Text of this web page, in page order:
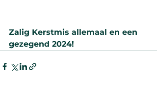
Zalig Kerstmis allemaal en een
gezegend 2024!